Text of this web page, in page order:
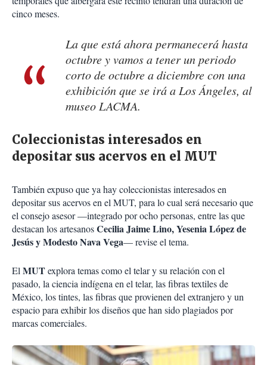
cinco meses.
La que está ahora permanecerá hasta
octubre y vamos a tener un periodo
corto de octubre a diciembre con una
exhibición que se irá a Los Ángeles, al
museo LACMA.
Coleccionistas interesados en
depositar sus acervos en el MUT
También expuso que ya hay coleccionistas interesados en
depositar sus acervos en el MUT, para lo cual será necesario que
el consejo asesor —integrado por ocho personas, entre las que
destacan los artesanosCecilia Jaime Lino, Yesenia López de
Jesús y Modesto Nava Vega— revise el tema.
ElMUTexplora temas como el telar y su relación con el
pasado, la ciencia indígena en el telar, las fibras textiles de
México, los tintes, las fibras que provienen del extranjero y un
espacio para exhibir los diseños que han sido plagiados por
marcas comerciales.